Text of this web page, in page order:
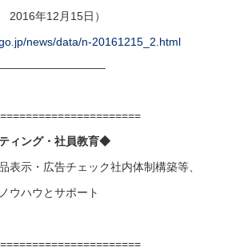
2016年12月15日）
news/data/n-20161215_2.html
ィング・社員教育◆
表示・広告チェック社内体制構築等、
ウハウとサポート